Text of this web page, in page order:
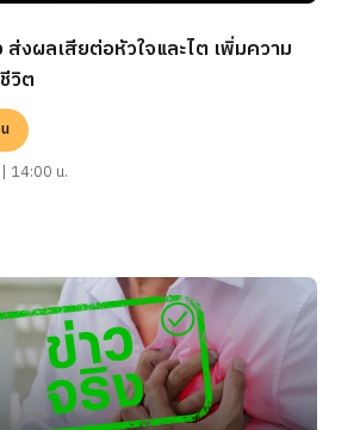
ส่งผลเสียต่อหัวใจและไต เพิ่มความ
วิต
14:00 น.